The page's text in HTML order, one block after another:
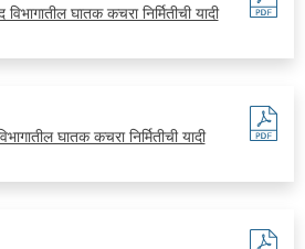
घातक कचरा निर्मितीची यादी
घातक कचरा निर्मितीची यादी